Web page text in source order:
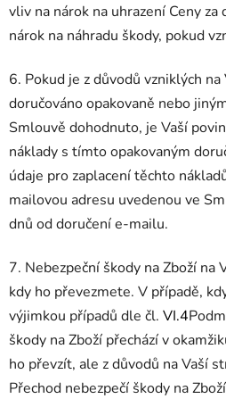
vliv na nárok na uhrazení Ceny za
nárok na náhradu škody, pokud
6. Pokud je z důvodů vzniklých
doručováno opakovaně nebo
Smlouvě dohodnuto, je Vaší
náklady s tímto opakovaným
údaje pro zaplacení těchto
mailovou adresu uvedenou ve
dnů od doručení e-mailu.
7. Nebezpeční škody na Zboží na
kdy ho převezmete. V případě,
výjimkou případů dle čl. VI.4
škody na Zboží přechází v
ho převzít, ale z důvodů na Vaší
Přechod nebezpečí škody na